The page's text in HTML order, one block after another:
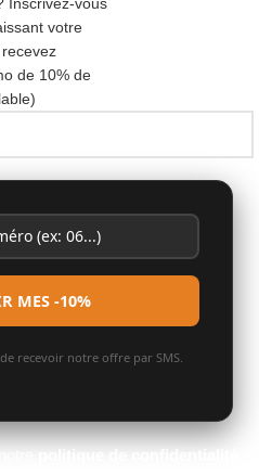
votre
de 10% de
recevoir notre offre par SMS.